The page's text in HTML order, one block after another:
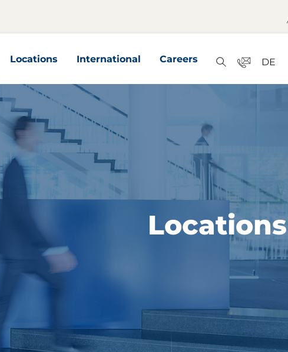
Locations International
International Unterseiten
Careers
Contact
DE
Locations